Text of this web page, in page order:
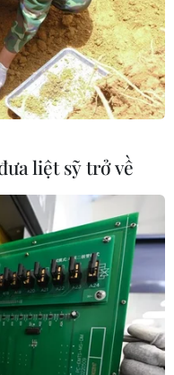
liệt sỹ trở về